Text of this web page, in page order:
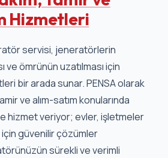
Hizmetleri
servisi, jeneratörlerin
ve ömrünün uzatılması için
bir arada sunar. PENSA olarak
ve alım-satım konularında
hizmet veriyor; evler, işletmeler
güvenilir çözümler
sürekli ve verimli